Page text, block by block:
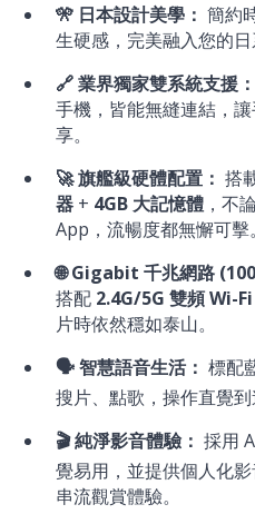
🎌 日本設計美學： 簡約
生硬感，完美融入您的日
🔗 業界獨家雙系統支援：
手機，皆能無縫連結，
享。
🚀 旗艦級硬體配置： 搭
器 + 4GB 大記憶體 ，不
App，流暢度都無懈可擊。
🌐 Gigabit 千兆網路
搭配 2.4G/5G 雙頻 Wi-Fi
片時依然穩如泰山。
🗣️ 智慧語音生活： 標配
搜片、點歌，操作直覺到
🎬 純淨影音體驗： 採用
覺易用，並提供個人化
串流觀賞體驗。